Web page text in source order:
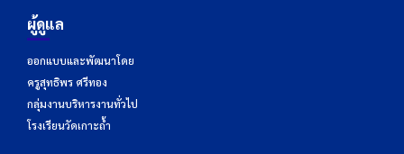
ผู้ดูแล
ออกแบบและพัฒนาโดย
ครูสุทธิพร ศรีทอง
กลุ่มงานบริหารงานทั่วไป
โรงเรียนวัดเกาะถ้ำ